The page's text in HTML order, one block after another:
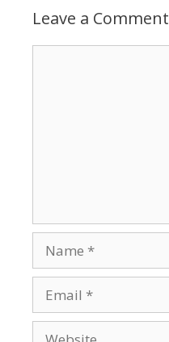
Leave a Comment